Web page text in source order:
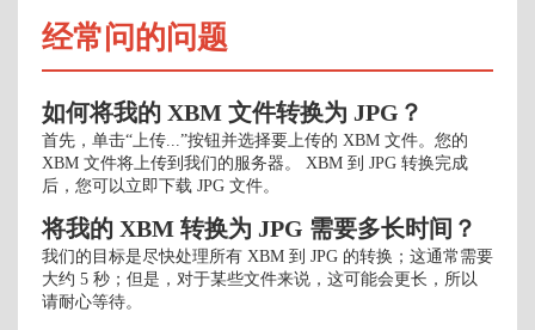
经常问的问题
如何将我的 XBM 文件转换为 JPG？
首先，单击“上传...”按钮并选择要上传的 XBM 文件。您的
XBM 文件将上传到我们的服务器。 XBM 到 JPG 转换完成
后，您可以立即下载 JPG 文件。
将我的 XBM 转换为 JPG 需要多长时间？
我们的目标是尽快处理所有 XBM 到 JPG 的转换；这通常需要
大约 5 秒；但是，对于某些文件来说，这可能会更长，所以
请耐心等待。